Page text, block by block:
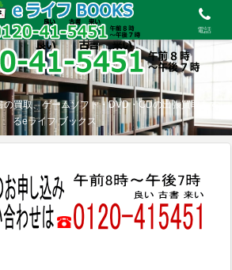
買取、ゲームソフト・DVD・CDの出張買取をす
るeライフ ブックス
電話